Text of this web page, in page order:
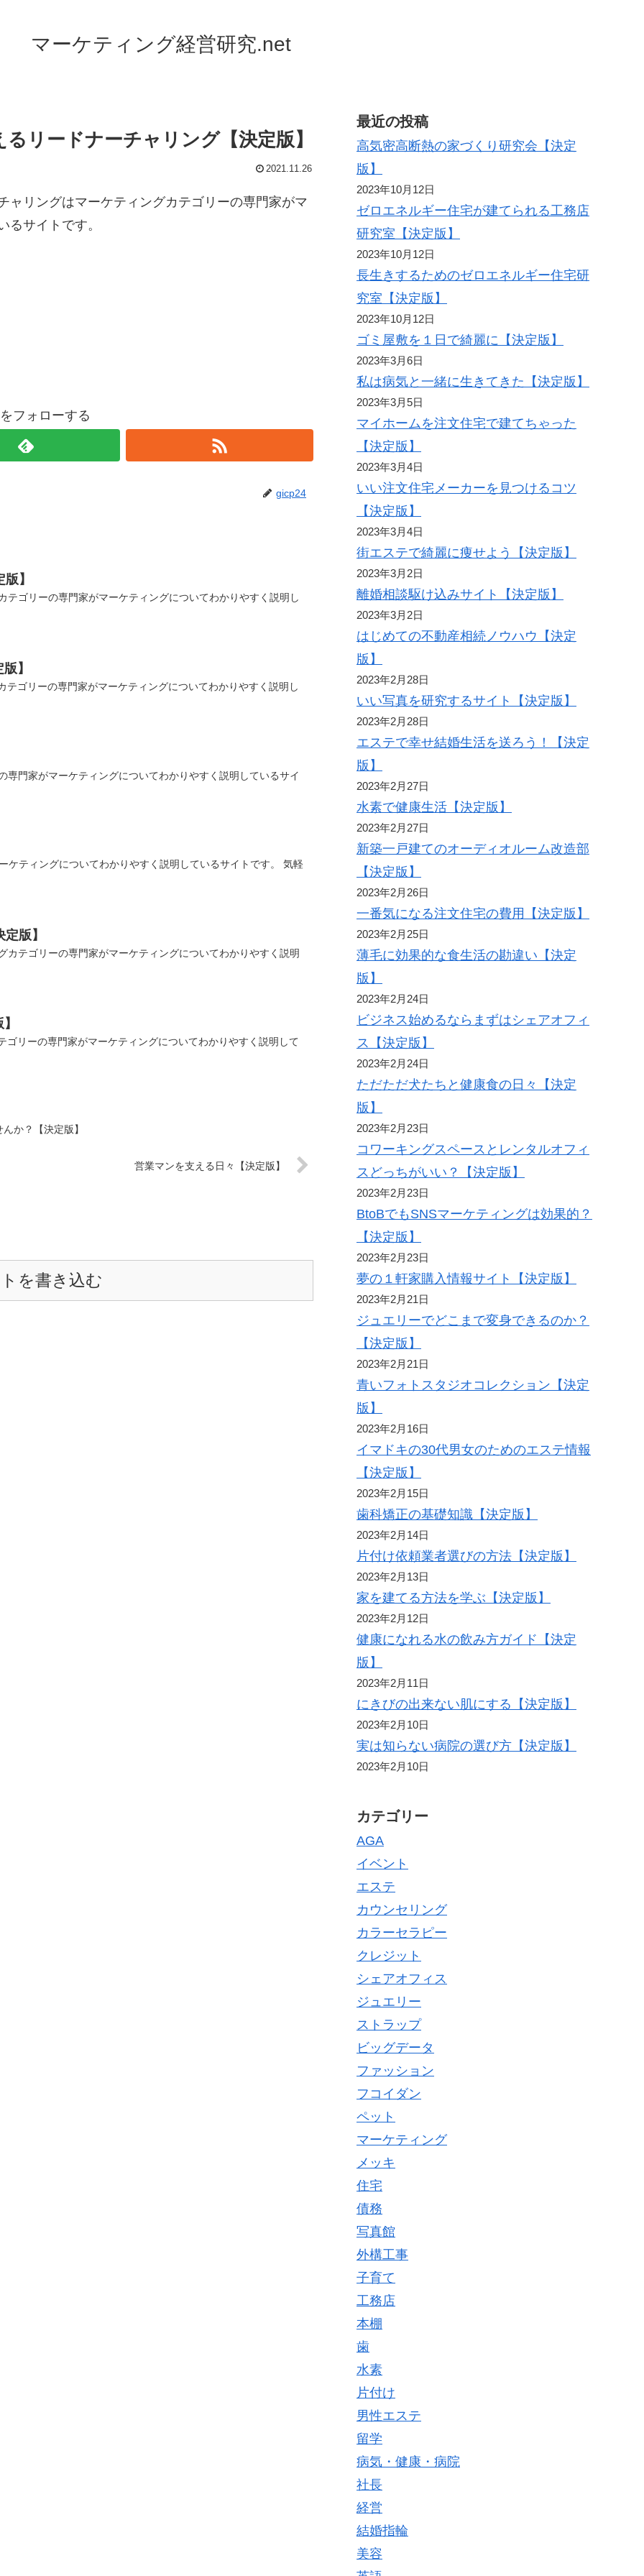
マーケティング経営研究.net
リードナーチャリング【決定版】
2021.11.26
ャリングはマーケティングカテゴリーの専門家がマ
るサイトです。
フォローする
gicp24
】
ゴリーの専門家がマーケティングについてわかりやすく説明し
】
ゴリーの専門家がマーケティングについてわかりやすく説明し
門家がマーケティングについてわかりやすく説明しているサイ
ケティングについてわかりやすく説明しているサイトです。 気軽
版】
テゴリーの専門家がマーケティングについてわかりやすく説明
リーの専門家がマーケティングについてわかりやすく説明して
か？【決定版】
営業マンを支える日々【決定版】
を書き込む
最近の投稿
高気密高断熱の家づくり研究会【決定
版】
2023年10月12日
ゼロエネルギー住宅が建てられる工務店
研究室【決定版】
2023年10月12日
長生きするためのゼロエネルギー住宅研
究室【決定版】
2023年10月12日
ゴミ屋敷を１日で綺麗に【決定版】
2023年3月6日
私は病気と一緒に生きてきた【決定版】
2023年3月5日
マイホームを注文住宅で建てちゃった
【決定版】
2023年3月4日
いい注文住宅メーカーを見つけるコツ
【決定版】
2023年3月4日
街エステで綺麗に痩せよう【決定版】
2023年3月2日
離婚相談駆け込みサイト【決定版】
2023年3月2日
はじめての不動産相続ノウハウ【決定
版】
2023年2月28日
いい写真を研究するサイト【決定版】
2023年2月28日
エステで幸せ結婚生活を送ろう！【決定
版】
2023年2月27日
水素で健康生活【決定版】
2023年2月27日
新築一戸建てのオーディオルーム改造部
【決定版】
2023年2月26日
一番気になる注文住宅の費用【決定版】
2023年2月25日
薄毛に効果的な食生活の勘違い【決定
版】
2023年2月24日
ビジネス始めるならまずはシェアオフィ
ス【決定版】
2023年2月24日
ただただ犬たちと健康食の日々【決定
版】
2023年2月23日
コワーキングスペースとレンタルオフィ
スどっちがいい？【決定版】
2023年2月23日
BtoBでもSNSマーケティングは効果的？
【決定版】
2023年2月23日
夢の１軒家購入情報サイト【決定版】
2023年2月21日
ジュエリーでどこまで変身できるのか？
【決定版】
2023年2月21日
青いフォトスタジオコレクション【決定
版】
2023年2月16日
イマドキの30代男女のためのエステ情報
【決定版】
2023年2月15日
歯科矯正の基礎知識【決定版】
2023年2月14日
片付け依頼業者選びの方法【決定版】
2023年2月13日
家を建てる方法を学ぶ【決定版】
2023年2月12日
健康になれる水の飲み方ガイド【決定
版】
2023年2月11日
にきびの出来ない肌にする【決定版】
2023年2月10日
実は知らない病院の選び方【決定版】
2023年2月10日
カテゴリー
AGA
イベント
エステ
カウンセリング
カラーセラピー
クレジット
シェアオフィス
ジュエリー
ストラップ
ビッグデータ
ファッション
フコイダン
ペット
マーケティング
メッキ
住宅
債務
写真館
外構工事
子育て
工務店
本棚
歯
水素
片付け
男性エステ
留学
病気・健康・病院
社長
経営
結婚指輪
美容